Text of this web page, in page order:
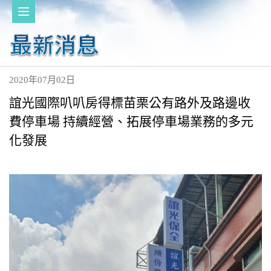
2020年07月02日
誼光國際叭叭房得標苗栗公有路外及路邊收
費停車場 持續經營、拓展停車場業務的多元
化發展